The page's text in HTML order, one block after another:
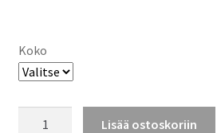
Koko
Lisää ostoskoriin